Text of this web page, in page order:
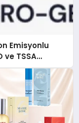
Emisyonlu
ve TSSA